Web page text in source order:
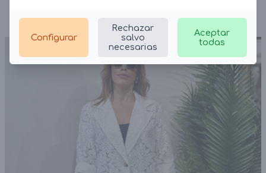
Configurar
Rechazar
salvo
necesarias
Aceptar
todas